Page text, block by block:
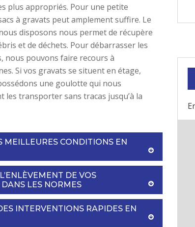
plus appropriés. Pour une petite
à gravats peut amplement suffire. Le
disposons nous permet de récupère
et de déchets. Pour débarrasser les
nous pouvons faire recours à
Si vos gravats se situent en étage,
une goulotte qui nous
les transporter sans tracas jusqu’à la
MEILLEURES CONDITIONS EN
DE VOS
DANS LES NORMES
INTERVENTIONS RAPIDES EN